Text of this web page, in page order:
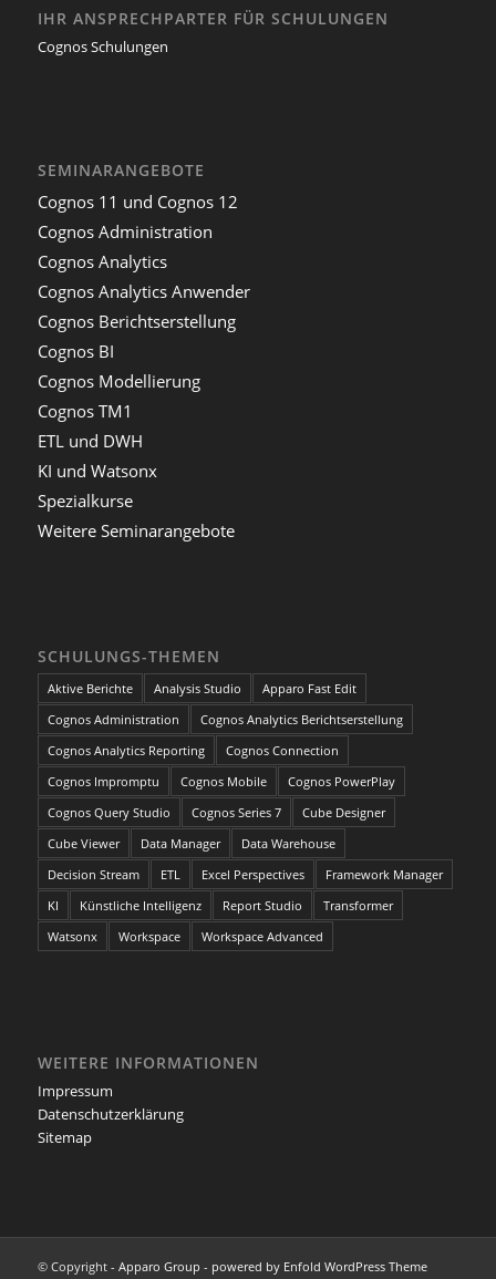
IHR ANSPRECHPARTER FÜR SCHULUNGEN
Cognos Schulungen
SEMINARANGEBOTE
Cognos 11 und Cognos 12
Cognos Administration
Cognos Analytics
Cognos Analytics Anwender
Cognos Berichtserstellung
Cognos BI
Cognos Modellierung
Cognos TM1
ETL und DWH
KI und Watsonx
Spezialkurse
Weitere Seminarangebote
SCHULUNGS-THEMEN
Aktive Berichte Analysis Studio
Apparo Fast Edit
Cognos Administration
Cognos Analytics Berichtserstellung
Cognos Analytics Reporting
Cognos Connection
Cognos Impromptu
Cognos Mobile
Cognos PowerPlay
Cognos Query Studio
Cognos Series 7
Cube Designer
Cube Viewer
Data Manager
Data Warehouse
Decision Stream
ETL Excel Perspectives
Framework Manager
KI
Künstliche Intelligenz Report Studio
Transformer
Watsonx
Workspace Workspace Advanced
WEITERE INFORMATIONEN
Impressum
Datenschutzerklärung
Sitemap
© Copyright - Apparo Group - powered by Enfold WordPress Theme